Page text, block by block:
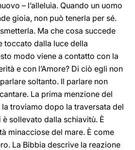
– l’alleluia. Quando un uomo
gioia, non può tenerla per sé.
Ma che cosa succede
toccato dalla luce della
modo viene a contatto con la
e con l’Amore? Di ciò egli non
soltanto. Il parlare non
La prima menzione del
troviamo dopo la traversata del
è sollevato dalla schiavitù. È
minacciose del mare. È come
La Bibbia descrive la reazione